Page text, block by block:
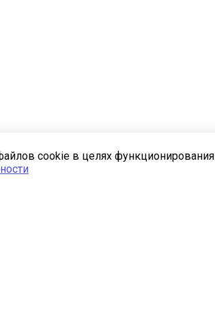
cookie в целях функционирования